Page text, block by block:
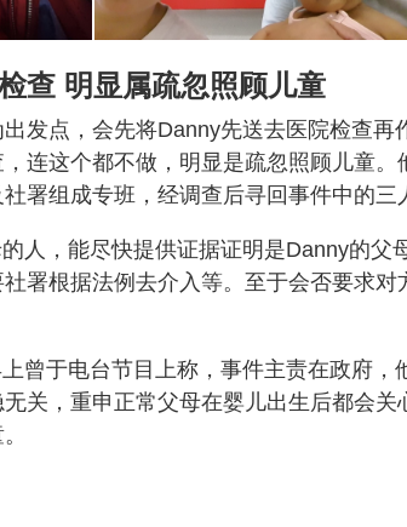
查 明显属疏忽照顾儿童
发点，会先将Danny先送去医院检查
连这个都不做，明显是疏忽照顾儿童
署组成专班，经调查后寻回事件中的三
人，能尽快提供证据证明是Danny的父
署根据法例去介入等。至于会否要求
曾于电台节目上称，事件主责在政府
关，重申正常父母在婴儿出生后都会